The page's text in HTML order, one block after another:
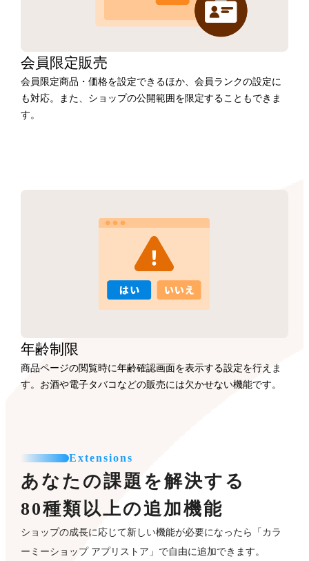
会員限定販売
会員限定商品・価格を設定できるほか、会員ランクの設定に
も対応。また、ショップの公開範囲を限定することもできま
す。
年齢制限
商品ページの閲覧時に年齢確認画面を表示する設定を行えま
す。お酒や電子タバコなどの販売には欠かせない機能です。
Extensions
あなたの課題を解決する
80種類以上の追加機能
ショップの成長に応じて新しい機能が必要になったら「カラ
ーミーショップ アプリストア」で自由に追加できます。